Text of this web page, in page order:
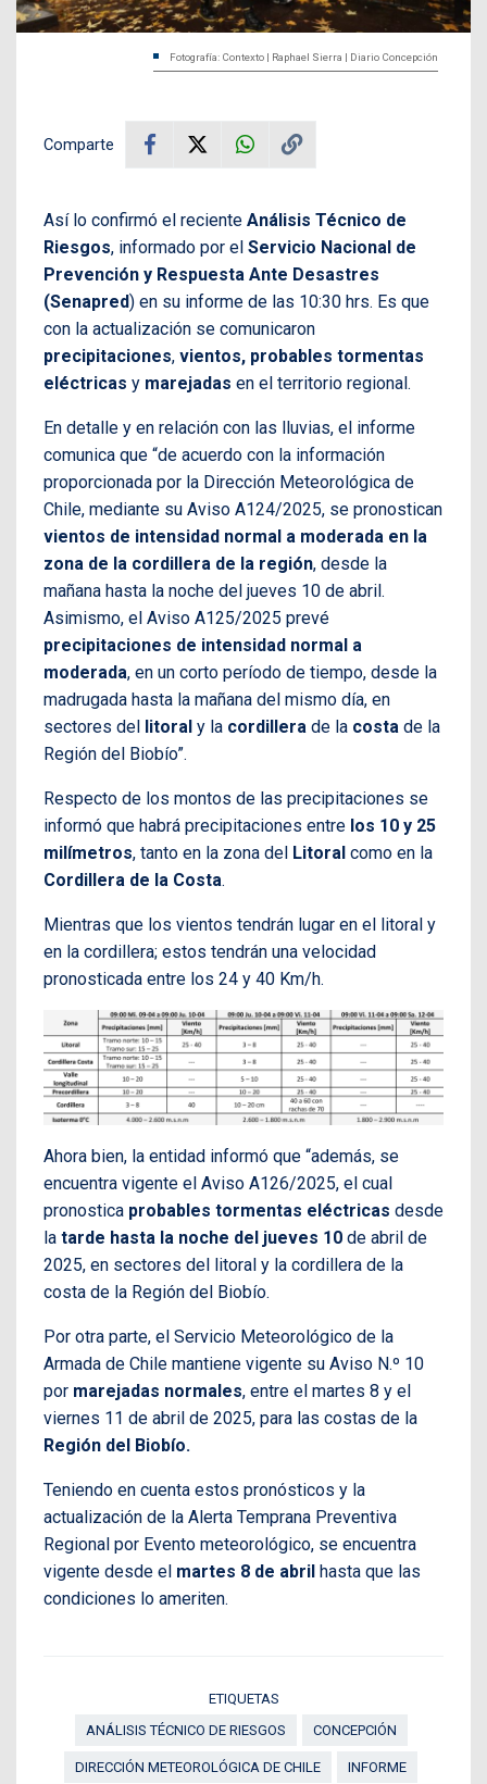
Fotografía: Contexto | Raphael Sierra | Diario Concepción
Comparte
Así lo confirmó el reciente Análisis Técnico de
Riesgos, informado por el Servicio Nacional de
Prevención y Respuesta Ante Desastres
(Senapred) en su informe de las 10:30 hrs. Es que
con la actualización se comunicaron
precipitaciones, vientos, probables tormentas
eléctricas y marejadas en el territorio regional.
En detalle y en relación con las lluvias, el informe
comunica que “de acuerdo con la información
proporcionada por la Dirección Meteorológica de
Chile, mediante su Aviso A124/2025, se pronostican
vientos de intensidad normal a moderada en la
zona de la cordillera de la región, desde la
mañana hasta la noche del jueves 10 de abril.
Asimismo, el Aviso A125/2025 prevé
precipitaciones de intensidad normal a
moderada, en un corto período de tiempo, desde la
madrugada hasta la mañana del mismo día, en
sectores del litoral y la cordillera de la costa de la
Región del Biobío”.
Respecto de los montos de las precipitaciones se
informó que habrá precipitaciones entre los 10 y 25
milímetros, tanto en la zona del Litoral como en la
Cordillera de la Costa.
Mientras que los vientos tendrán lugar en el litoral y
en la cordillera; estos tendrán una velocidad
pronosticada entre los 24 y 40 Km/h.
Ahora bien, la entidad informó que “además, se
encuentra vigente el Aviso A126/2025, el cual
pronostica probables tormentas eléctricas desde
la tarde hasta la noche del jueves 10 de abril de
2025, en sectores del litoral y la cordillera de la
costa de la Región del Biobío.
Por otra parte, el Servicio Meteorológico de la
Armada de Chile mantiene vigente su Aviso N.º 10
por marejadas normales, entre el martes 8 y el
viernes 11 de abril de 2025, para las costas de la
Región del Biobío.
Teniendo en cuenta estos pronósticos y la
actualización de la Alerta Temprana Preventiva
Regional por Evento meteorológico, se encuentra
vigente desde el martes 8 de abril hasta que las
condiciones lo ameriten.
ETIQUETAS
ANÁLISIS TÉCNICO DE RIESGOS
CONCEPCIÓN
DIRECCIÓN METEOROLÓGICA DE CHILE INFORME